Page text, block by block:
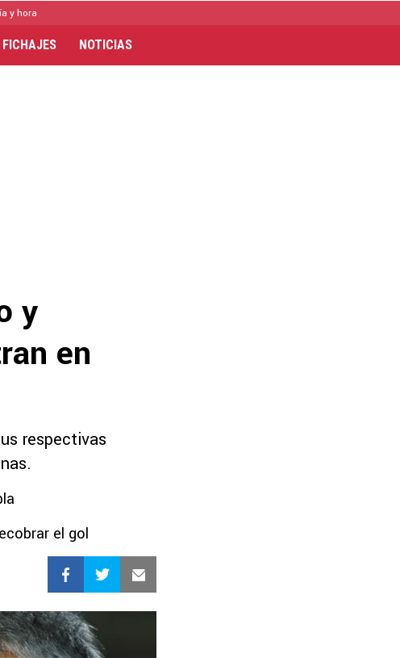
y hora
FICHAJES NOTICIAS
y
en
respectivas
el gol